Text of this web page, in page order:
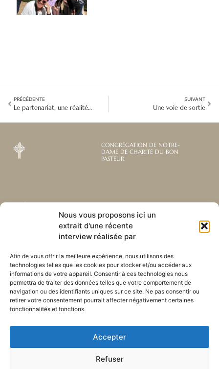
Nous vous proposons ici un
extrait d'une récente
interview réalisée par
Afin de vous offrir la meilleure expérience, nous utilisons des
technologies telles que les cookies pour stocker et/ou accéder aux
informations de votre appareil. Consentir à ces technologies nous
permettra de traiter des données telles que votre comportement de
navigation ou des identifiants uniques sur ce site. Ne pas consentir ou
retirer votre consentement pourrait affecter négativement certaines
fonctionnalités et fonctions.
Accepter
Refuser
PRÉCÉDENTE
Le partenariat, une réalité vivante
SUIVANT
Une voie de sortie
CONGRÉGATION DE NOTRE-
DAME DE CHARITÉ DU BON
PASTEUR
Abonnez-vous à notre
newsletter mensuelle
Recevez les dernières nouvelles
nos ministères à travers le monde.
S'ABONNER
Liens utiles
Envoyez-nous votre
Plan du site
POLITIQUE DE CONFIDENTIALITÉ